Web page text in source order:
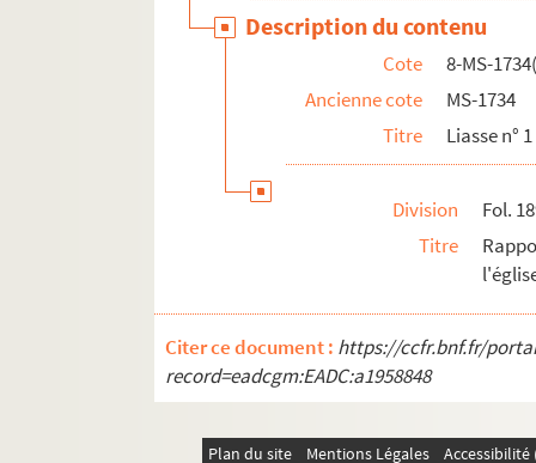
Description du contenu
Cote
8-MS-
Ancienne cote
MS-1734
Titre
Liasse n°
Division
Fol.
Titre
Citer ce document : https://ccfr.bnf.fr/
record=eadcgm:EADC:a1958848
Plan du site Mentions Légales